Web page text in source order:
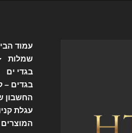
עמוד
שמלות
בגדי ים
בגדים –
החשבון
עגלת